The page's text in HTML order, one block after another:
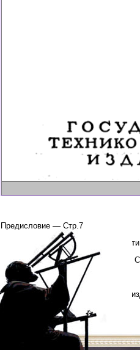
Предисловие — Стр.7
Краткий очерк научной
Исчислении песчинок (Псаммит) —
Комментарии — Стр.89
Сведения о переводах и печатных